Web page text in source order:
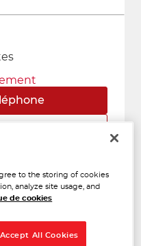
94
EDISON
to the storing of cookies
analyze site usage, and
de cookies
Accept All Cookies